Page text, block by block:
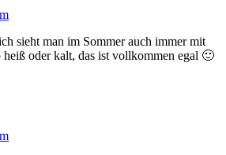
sieht man im Sommer auch immer mit
heiß oder kalt, das ist vollkommen egal 🙂